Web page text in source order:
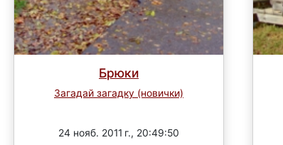
Брюки
Загадай загадку (новички)
24 нояб. 2011 г., 20:49:50